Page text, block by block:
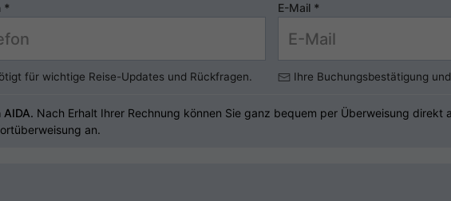
*
für wichtige Reise-Updates und Rückfragen.
E-Mail *
Ihre Buchungsbestätigung
Nach Erhalt Ihrer Rechnung können Sie ganz bequem per Überweisung direkt
an.